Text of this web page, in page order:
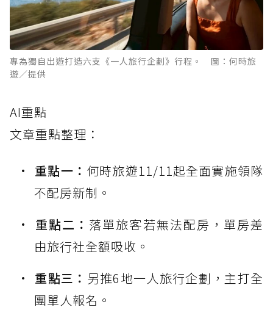
專為獨自出遊打造六支《一人旅行企劃》行程。 圖：何時旅
遊／提供
AI重點
文章重點整理：
重點一： 何時旅遊11/11起全面實施領隊
不配房新制。
重點二： 落單旅客若無法配房，單房差
由旅行社全額吸收。
重點三： 另推6地一人旅行企劃，主打全
團單人報名。